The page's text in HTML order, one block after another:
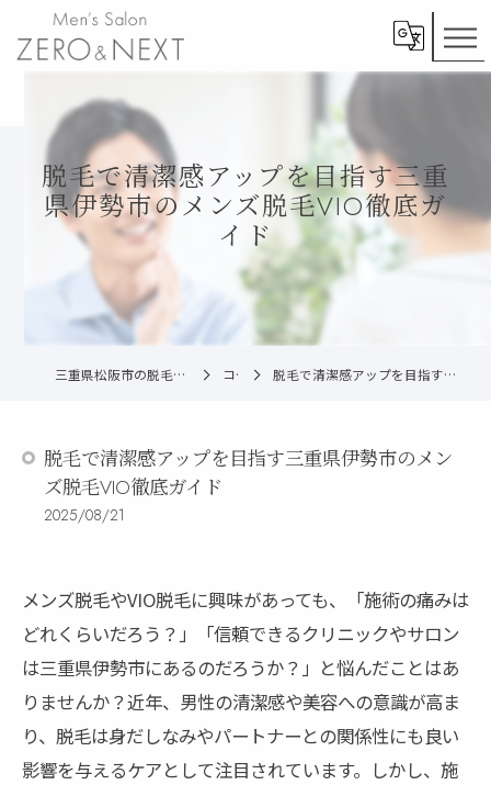
脱毛で清潔感アップを目指す三重
県伊勢市のメンズ脱毛VIO徹底ガ
イド
三重県松阪市の脱毛ならメンズ脱毛ZERO松阪店 コラム 脱毛で清潔感アップを目指す三重県伊勢市のメンズ脱毛VIO徹底ガイド
脱毛で清潔感アップを目指す三重県伊勢市のメン
ズ脱毛VIO徹底ガイド
2025/08/21
メンズ脱毛やVIO脱毛に興味があっても、「施術の痛みは
どれくらいだろう？」「信頼できるクリニックやサロン
は三重県伊勢市にあるのだろうか？」と悩んだことはあ
りませんか？近年、男性の清潔感や美容への意識が高ま
り、脱毛は身だしなみやパートナーとの関係性にも良い
影響を与えるケアとして注目されています。しかし、施